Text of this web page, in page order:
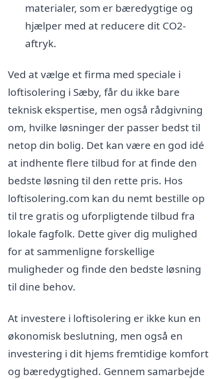
materialer, som er bæredygtige og
hjælper med at reducere dit CO2-
aftryk.
Ved at vælge et firma med speciale i
loftisolering i Sæby, får du ikke bare
teknisk ekspertise, men også rådgivning
om, hvilke løsninger der passer bedst til
netop din bolig. Det kan være en god idé
at indhente flere tilbud for at finde den
bedste løsning til den rette pris. Hos
loftisolering.com kan du nemt bestille op
til tre gratis og uforpligtende tilbud fra
lokale fagfolk. Dette giver dig mulighed
for at sammenligne forskellige
muligheder og finde den bedste løsning
til dine behov.
At investere i loftisolering er ikke kun en
økonomisk beslutning, men også en
investering i dit hjems fremtidige komfort
og bæredygtighed. Gennem samarbejde